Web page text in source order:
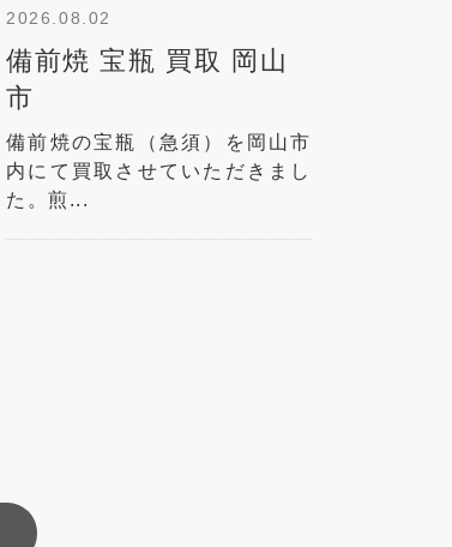
2026.08.02
備前焼 宝瓶 買取 岡山
市
備前焼の宝瓶（急須）を岡山市
内にて買取させていただきまし
た。煎...